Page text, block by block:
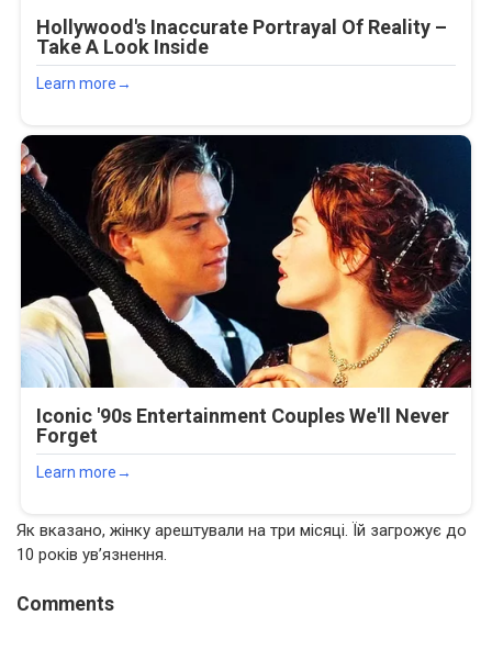
Як вказано, жінку арештували на три місяці. Їй загрожує до
10 років ув’язнення.
Comments